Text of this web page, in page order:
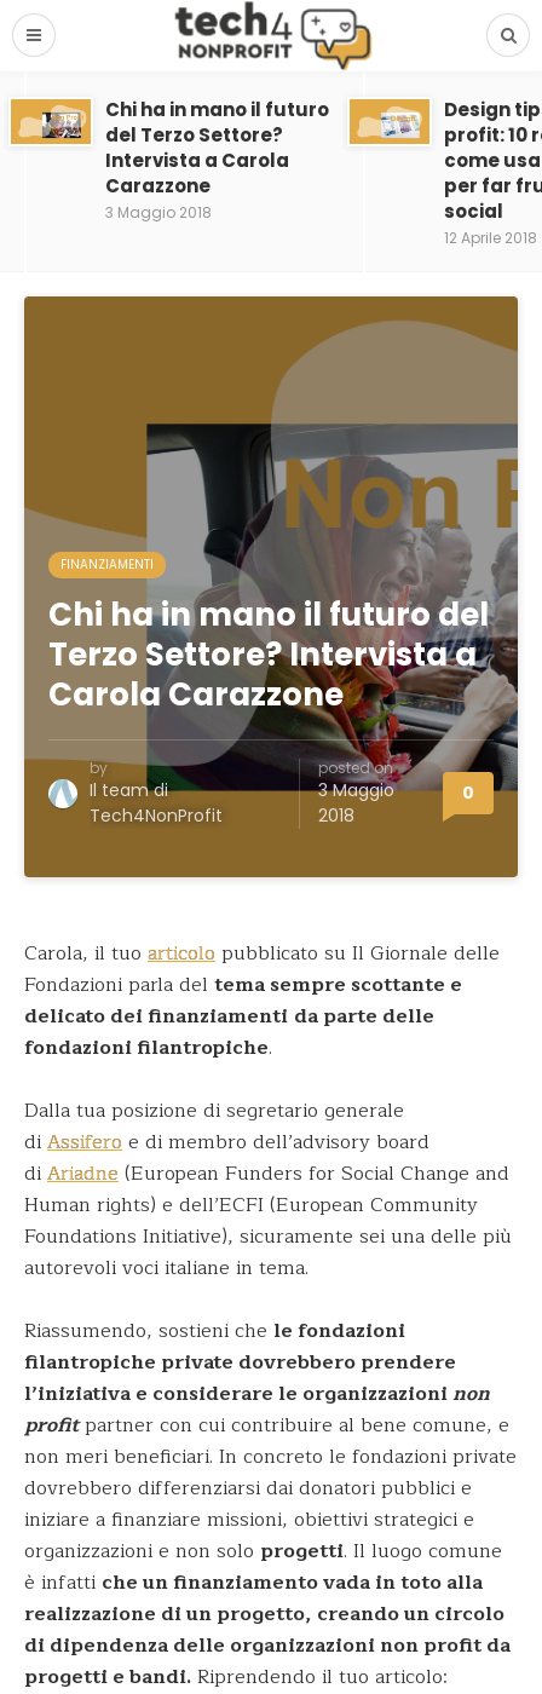
Chi ha in mano il futuro
del Terzo Settore?
Intervista a Carola
Carazzone
3 Maggio 2018
Design
profit: 10
come
per far
social
12 Aprile 2018
FINANZIAMENTI
Chi ha in mano il futuro del
Terzo Settore? Intervista a
Carola Carazzone
by
Il team di
Tech4NonProfit
posted on
3 Maggio
2018
0
Carola, il tuo articolopubblicato su Il Giornale delle
Fondazioni parla del tema sempre scottante e
delicato dei finanziamenti da parte delle
fondazioni filantropiche.
Dalla tua posizione di segretario generale
diAssiferoe di membro dell’advisory board
diAriadne(European Funders for Social Change and
Human rights) e dell’ECFI (European Community
Foundations Initiative), sicuramente sei una delle più
autorevoli voci italiane in tema.
Riassumendo, sostieni che le fondazioni
filantropiche private dovrebbero prendere
l’iniziativa e considerare le organizzazioninon
profitpartner con cui contribuire al bene comune, e
non meri beneficiari. In concreto le fondazioni private
dovrebbero differenziarsi dai donatori pubblici e
iniziare a finanziare missioni, obiettivi strategici e
organizzazioni e non solo progetti. Il luogo comune
è infatti che un finanziamento vada in toto alla
realizzazione di un progetto, creando un circolo
di dipendenza delle organizzazioni non profit da
progetti e bandi.Riprendendo il tuo articolo: